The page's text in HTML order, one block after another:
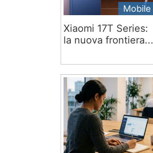
Mobile
Xiaomi 17T Series:
la nuova frontiera...